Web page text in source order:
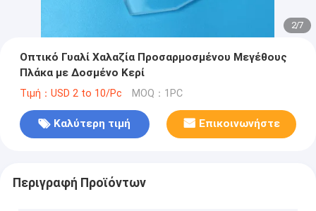
2/7
Οπτικό Γυαλί Χαλαζία Προσαρμοσμένου Μεγέθους
Πλάκα με Δοσμένο Κερί
Τιμή：USD 2 to 10/Pc MOQ：1PC
Καλύτερη τιμή Επικοινωνήστε
Περιγραφή Προϊόντων